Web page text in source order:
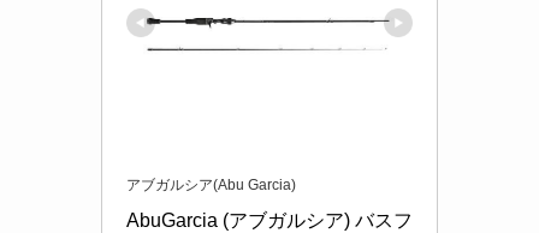
アブガルシア(Abu Garcia)
AbuGarcia (アブガルシア) バスフ